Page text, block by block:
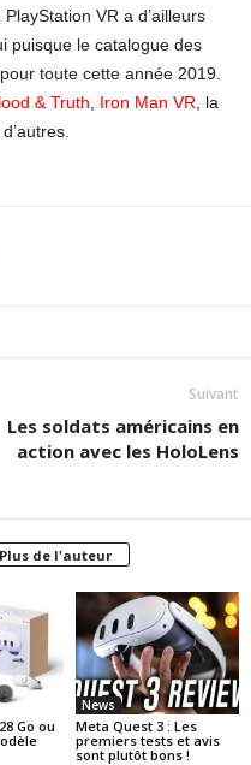
VR a d’ailleurs
puisque le catalogue des
toute cette année 2019.
& Truth Iron Man VR , la
Suivant
Les soldats américains en
action avec les HoloLens
Plus de l'auteur
Go ou
News
Meta Quest 3 : Les
premiers tests et avis
sont plutôt bons !